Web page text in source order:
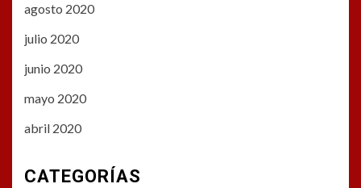
agosto 2020
julio 2020
junio 2020
mayo 2020
abril 2020
CATEGORÍAS